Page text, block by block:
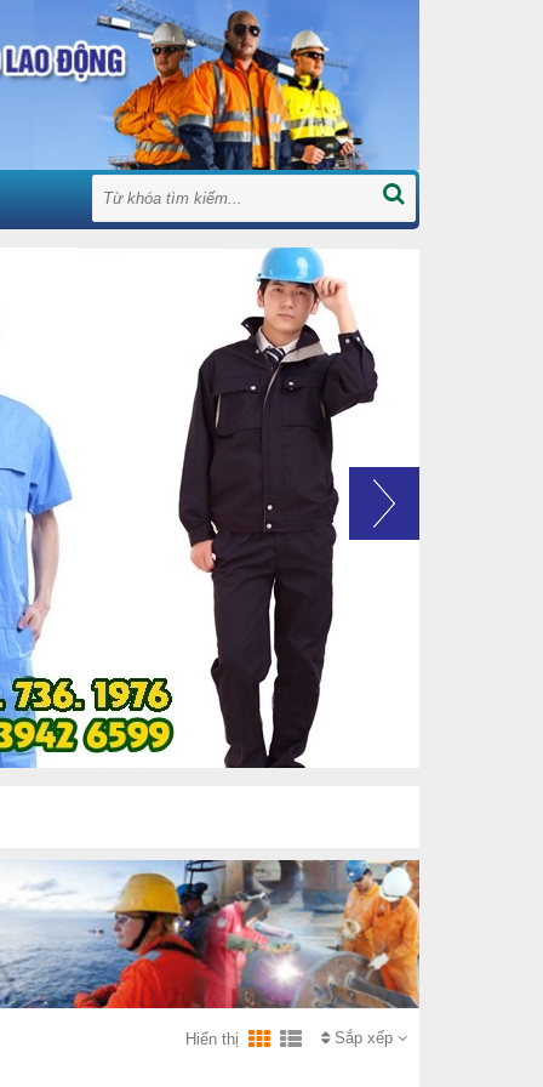
Sắp xếp
Hiển thị